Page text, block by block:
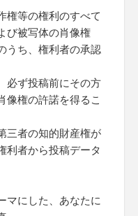
権等の権利のすべて
び被写体の肖像権
うち、権利者の承認
必ず投稿前にその方
像権の許諾を得るこ
三者の知的財産権が
利者から投稿データ
マにした、あなたに